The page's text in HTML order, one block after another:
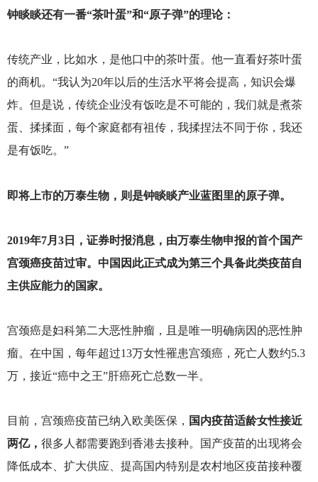
钟睒睒还有一番“茶叶蛋”和“原子弹”的理论：
传统产业，比如水，是他口中的茶叶蛋。他一直看好茶叶蛋
的商机。“我认为20年以后的生活水平将会提高，知识会爆
炸。但是说，传统企业没有饭吃是不可能的，我们就是煮茶
蛋、揉揉面，每个家庭都有祖传，我揉捏法不同于你，我还
是有饭吃。”
即将上市的万泰生物，则是钟睒睒产业蓝图里的原子弹。
2019年7月3日，证券时报消息，由万泰生物申报的首个国产
宫颈癌疫苗过审。中国因此正式成为第三个具备此类疫苗自
主供应能力的国家。
宫颈癌是妇科第二大恶性肿瘤，且是唯一明确病因的恶性肿
瘤。在中国，每年超过13万女性罹患宫颈癌，死亡人数约5.3
万，接近“癌中之王”肝癌死亡总数一半。
目前，宫颈癌疫苗已纳入欧美医保， 国内疫苗适龄女性接近
两亿， 很多人都需要跑到香港去接种。国产疫苗的出现将会
降低成本、扩大供应、提高国内特别是农村地区疫苗接种覆